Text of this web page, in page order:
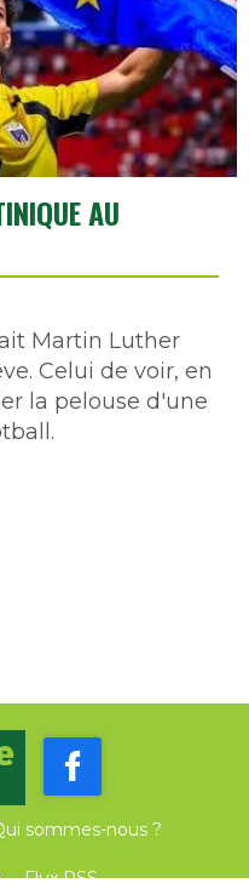
AU
Martin Luther
Celui de voir, en
la pelouse d'une
sommes-nous ?
Flux RSS